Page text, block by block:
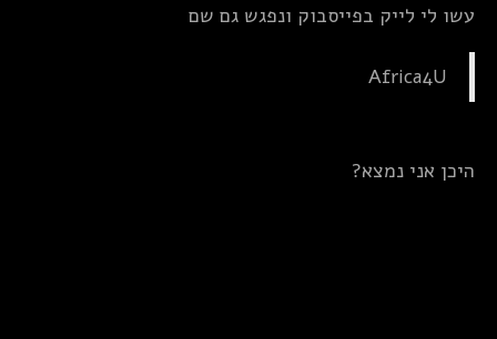
עשו לי לייק בפייסבוק ונפגש גם שם
Africa4U
היכן אני נמצא?